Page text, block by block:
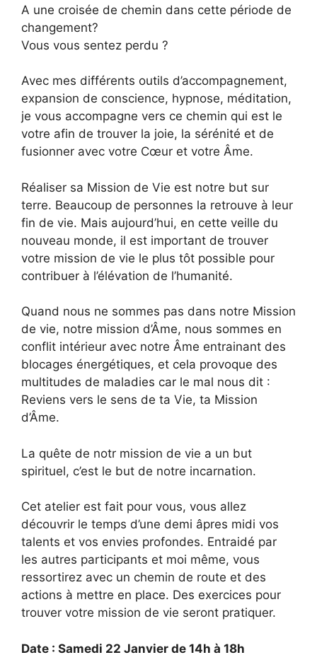
A une croisée de chemin dans cette période de
changement?
Vous vous sentez perdu ?
Avec mes différents outils d’accompagnement,
expansion de conscience, hypnose, méditation,
je vous accompagne vers ce chemin qui est le
votre afin de trouver la joie, la sérénité et de
fusionner avec votre Cœur et votre Âme.
Réaliser sa Mission de Vie est notre but sur
terre. Beaucoup de personnes la retrouve à leur
fin de vie. Mais aujourd’hui, en cette veille du
nouveau monde, il est important de trouver
votre mission de vie le plus tôt possible pour
contribuer à l’élévation de l’humanité.
Quand nous ne sommes pas dans notre Mission
de vie, notre mission d’Âme, nous sommes en
conflit intérieur avec notre Âme entrainant des
blocages énergétiques, et cela provoque des
multitudes de maladies car le mal nous dit :
Reviens vers le sens de ta Vie, ta Mission
d’Âme.
La quête de notr mission de vie a un but
spirituel, c’est le but de notre incarnation.
Cet atelier est fait pour vous, vous allez
découvrir le temps d’une demi âpres midi vos
talents et vos envies profondes. Entraidé par
les autres participants et moi même, vous
ressortirez avec un chemin de route et des
actions à mettre en place. Des exercices pour
trouver votre mission de vie seront pratiquer.
Date : Samedi 22 Janvier de 14h à 18h